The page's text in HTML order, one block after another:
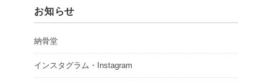
お知らせ
納骨堂
インスタグラム・Instagram